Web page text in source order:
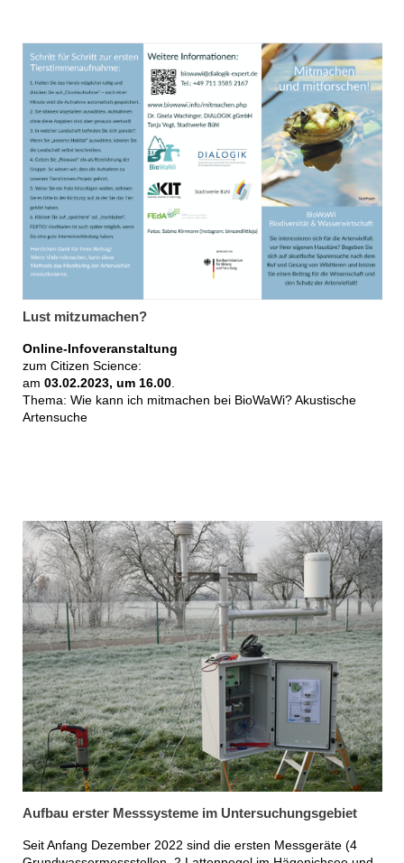
Lust mitzumachen?
Online-Infoveranstaltung
zum Citizen Science:
am 03.02.2023, um 16.00.
Thema: Wie kann ich mitmachen bei BioWaWi? Akustische
Artensuche
Aufbau erster Messsysteme im Untersuchungsgebiet
Seit Anfang Dezember 2022 sind die ersten Messgeräte (4